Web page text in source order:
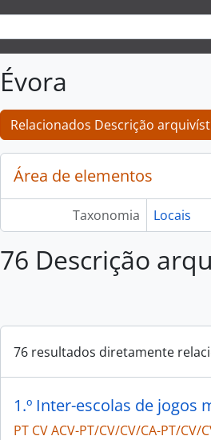
Évora
Relacionados Descrição
Área de elementos
Taxonomia Locais
76 Descrição
76 resultados diretamente
PT CV ACV-PT/CV/CV/CA-PT/